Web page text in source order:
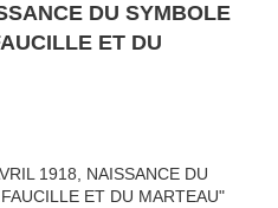
DU SYMBOLE
ET DU